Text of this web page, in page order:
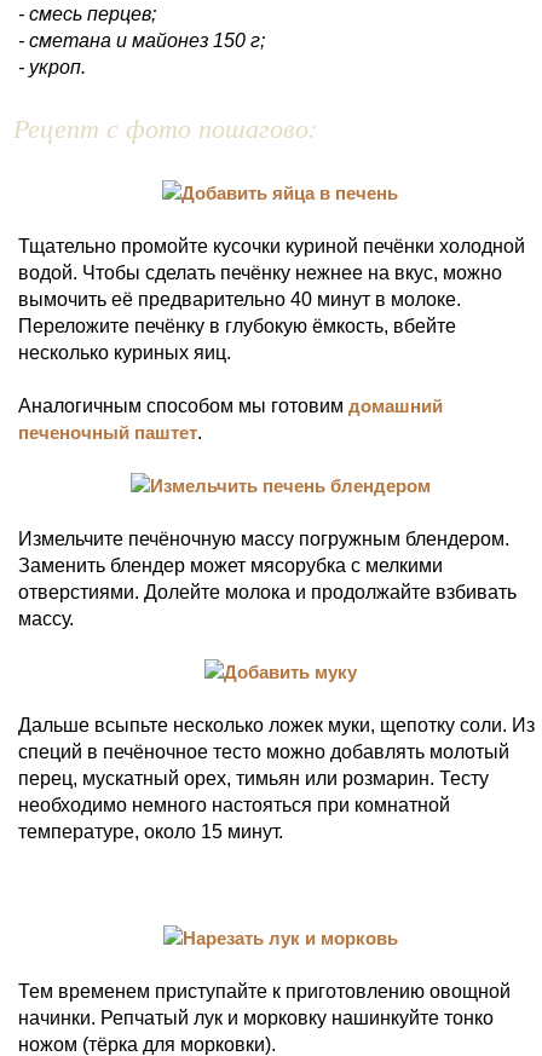
- смесь перцев;
- сметана и майонез 150 г;
- укроп.
Рецепт с фото пошагово:
Тщательно промойте кусочки куриной печёнки холодной
водой. Чтобы сделать печёнку нежнее на вкус, можно
вымочить её предварительно 40 минут в молоке.
Переложите печёнку в глубокую ёмкость, вбейте
несколько куриных яиц.
Аналогичным способом мы готовим домашний
печеночный паштет.
Измельчите печёночную массу погружным блендером.
Заменить блендер может мясорубка с мелкими
отверстиями. Долейте молока и продолжайте взбивать
массу.
Дальше всыпьте несколько ложек муки, щепотку соли. Из
специй в печёночное тесто можно добавлять молотый
перец, мускатный орех, тимьян или розмарин. Тесту
необходимо немного настояться при комнатной
температуре, около 15 минут.
Тем временем приступайте к приготовлению овощной
начинки. Репчатый лук и морковку нашинкуйте тонко
ножом (тёрка для морковки).